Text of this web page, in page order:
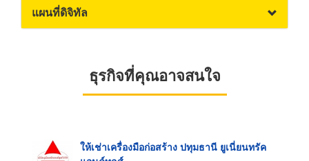
แผนที่ดิจิทัล
ธุรกิจที่คุณอาจสนใจ
ให้เช่าเครื่องมือก่อสร้าง ปทุมธานี ยูเนี่ยนทรัค